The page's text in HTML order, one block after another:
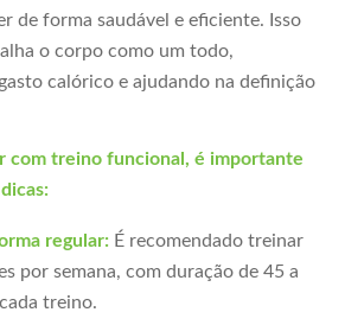
de forma saudável e eficiente. Isso
o corpo como um todo,
calórico e ajudando na definição
com treino funcional, é importante
regular:É recomendado treinar
por semana, com duração de 45 a
treino.